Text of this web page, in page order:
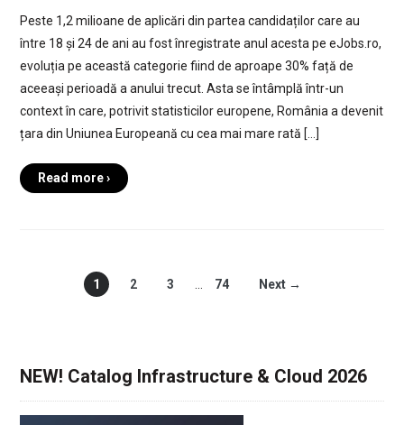
Peste 1,2 milioane de aplicări din partea candidaților care au
între 18 și 24 de ani au fost înregistrate anul acesta pe eJobs.ro,
evoluția pe această categorie fiind de aproape 30% față de
aceeași perioadă a anului trecut. Asta se întâmplă într-un
context în care, potrivit statisticilor europene, România a devenit
țara din Uniunea Europeană cu cea mai mare rată […]
Read more ›
1 2 3 74 Next →
NEW! Catalog Infrastructure & Cloud 2026